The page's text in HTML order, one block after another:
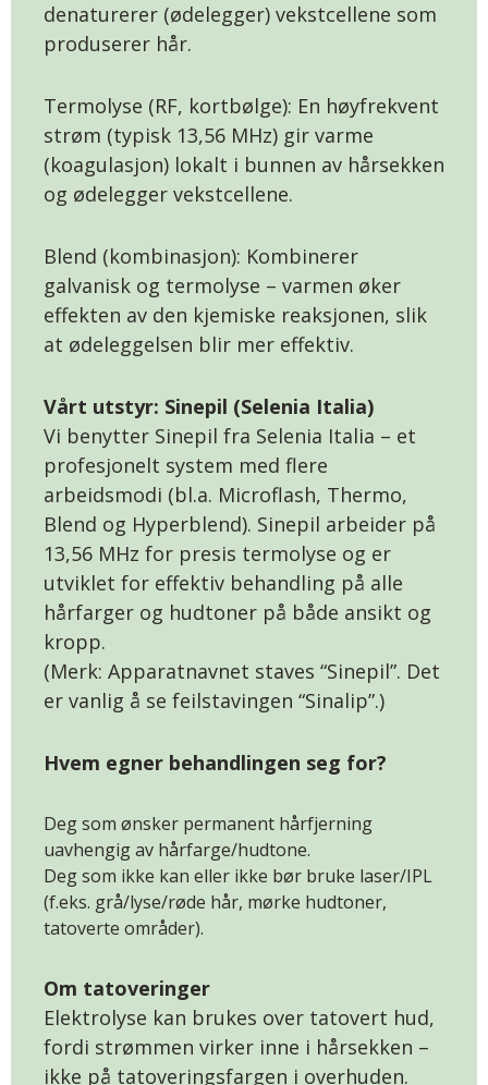
denaturerer (ødelegger) vekstcellene som
produserer hår.
Termolyse (RF, kortbølge): En høyfrekvent
strøm (typisk 13,56 MHz) gir varme
(koagulasjon) lokalt i bunnen av hårsekken
og ødelegger vekstcellene.
Blend (kombinasjon): Kombinerer
galvanisk og termolyse – varmen øker
effekten av den kjemiske reaksjonen, slik
at ødeleggelsen blir mer effektiv.
Vårt utstyr: Sinepil (Selenia Italia)
Vi benytter Sinepil fra Selenia Italia – et
profesjonelt system med flere
arbeidsmodi (bl.a. Microflash, Thermo,
Blend og Hyperblend). Sinepil arbeider på
13,56 MHz for presis termolyse og er
utviklet for effektiv behandling på alle
hårfarger og hudtoner på både ansikt og
kropp.
(Merk: Apparatnavnet staves “Sinepil”. Det
er vanlig å se feilstavingen “Sinalip”.)
Hvem egner behandlingen seg for?
Deg som ønsker permanent hårfjerning
uavhengig av hårfarge/hudtone.
Deg som ikke kan eller ikke bør bruke laser/IPL
(f.eks. grå/lyse/røde hår, mørke hudtoner,
tatoverte områder).
Om tatoveringer
Elektrolyse kan brukes over tatovert hud,
fordi strømmen virker inne i hårsekken –
ikke på tatoveringsfargen i overhuden.